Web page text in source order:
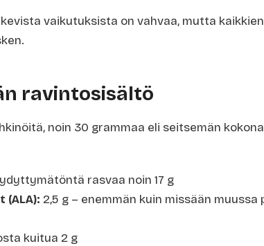
vaikutuksista on vahvaa, mutta
ravintosisältö
noin 30 grammaa eli seitsemän
rasvaa noin 17 g
(ALA): 2,5 g – enemmän kuin missään muussa
kuitua 2 g